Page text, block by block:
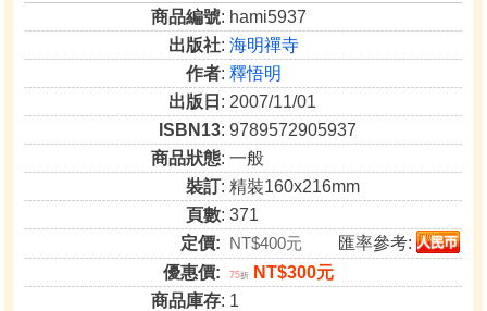
商品編號: hami5937
出版社:海明禪寺
作者:釋悟明
出版日 : 2007/11/01
ISBN13: 9789572905937
商品狀態: 一般
裝訂: 精裝160x216mm
頁數: 371
定價: NT$400元
匯率參考:
優惠價:
75折
NT$300元
商品庫存: 1